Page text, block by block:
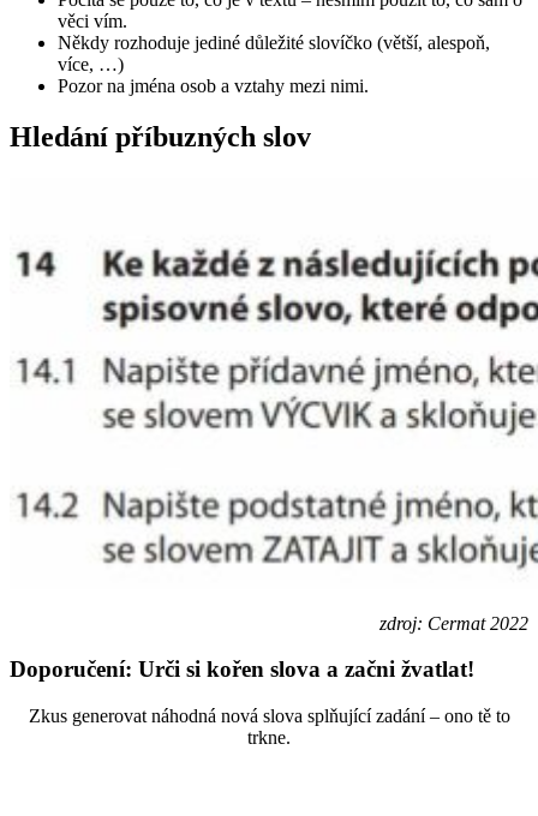
věci vím.
Někdy rozhoduje jediné důležité slovíčko (větší, alespoň,
více, …)
Pozor na jména osob a vztahy mezi nimi.
Hledání příbuzných slov
zdroj: Cermat 2022
Doporučení: Urči si kořen slova a začni žvatlat!
Zkus generovat náhodná nová slova splňující zadání – ono tě to
trkne.